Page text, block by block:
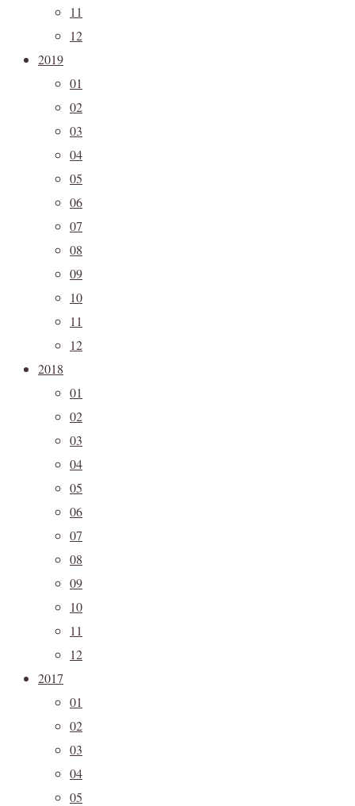
11
12
2019
01
02
03
04
05
06
07
08
09
10
11
12
2018
01
02
03
04
05
06
07
08
09
10
11
12
2017
01
02
03
04
05